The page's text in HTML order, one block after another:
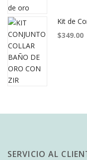
Kit de
$349.00
SERVICIO AL